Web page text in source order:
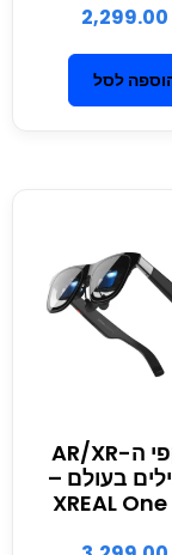
2,299.00
לסל
משקפי ה-AR/XR
בעולם –
XREAL One